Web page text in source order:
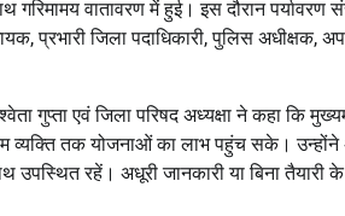
वातावरण में हुई। इस दौरान पर्यावरण
प्रभारी जिला पदाधिकारी, पुलिस अधीक्षक,
गुप्ता एवं जिला परिषद अध्यक्षा ने कहा कि
व्यक्ति तक योजनाओं का लाभ पहुंच सके।
उपस्थित रहें। अधूरी जानकारी या बिना